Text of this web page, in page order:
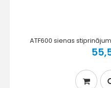
ATF600 sienas